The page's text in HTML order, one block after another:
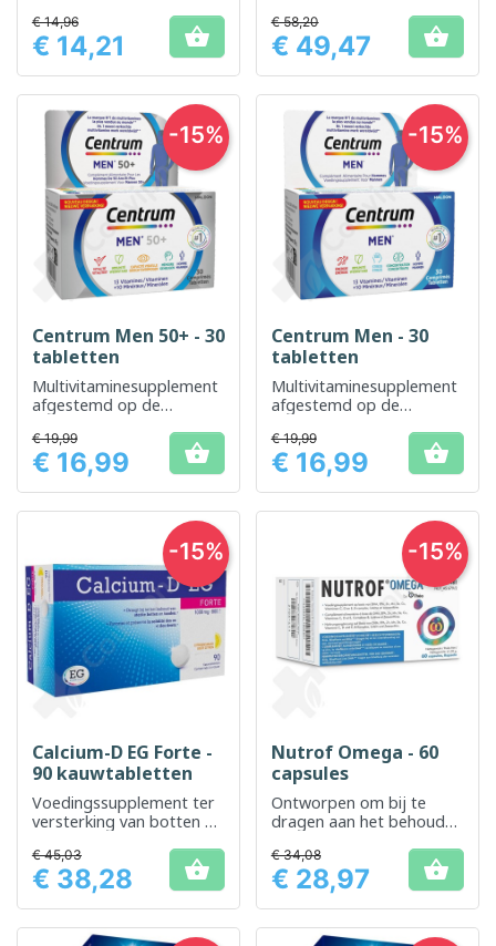
gezondheid van botten
en immuunsysteem
Prijs
€ 14,96
€ 14,21 
micronutriënten na
bariatrische chirurgie.
Prijs
€ 58,20
€ 49,47 
Centrum Men 50+ - 30
tabletten
Multivitaminesupplement
afgestemd op de
mannen boven de 50
Prijs
€ 19,99
€ 16,99 
-15%
Centrum Men - 30
tabletten
Multivitaminesupplement
afgestemd op de
volwassen mannen
Prijs
€ 19,99
€ 16,99 
-15%
Calcium-D EG Forte -
90 kauwtabletten
Voedingssupplement ter
versterking van botten en
gebitgezondheid
Prijs
€ 45,03
€ 38,28 
-15%
Nutrof Omega - 60
capsules
Ontworpen om bij te
dragen aan het behoud
dankzij een selectie van
vetzuren en antioxidanten
Prijs
€ 34,08
€ 28,97 
-15%